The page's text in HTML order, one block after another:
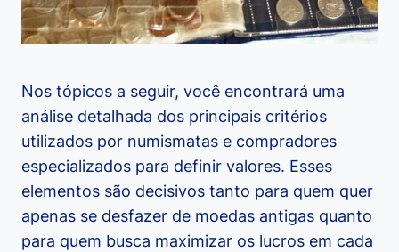
Nos tópicos a seguir, você encontrará uma
análise detalhada dos principais critérios
utilizados por numismatas e compradores
especializados para definir valores. Esses
elementos são decisivos tanto para quem quer
apenas se desfazer de moedas antigas quanto
para quem busca maximizar os lucros em cada